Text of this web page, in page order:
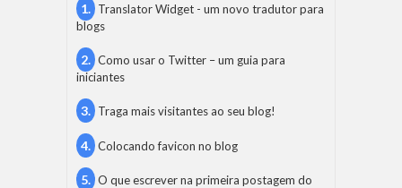
Translator Widget - um novo tradutor para
blogs
Como usar o Twitter – um guia para
iniciantes
Traga mais visitantes ao seu blog!
Colocando favicon no blog
O que escrever na primeira postagem do